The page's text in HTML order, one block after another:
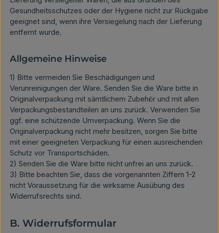
Gesundheitsschutzes oder der Hygiene nicht zur Rückgabe
geeignet sind, wenn ihre Versiegelung nach der Lieferung
entfernt wurde.
Allgemeine Hinweise
1) Bitte vermeiden Sie Beschädigungen und
Verunreinigungen der Ware. Senden Sie die Ware bitte in
Originalverpackung mit sämtlichem Zubehör und mit allen
Verpackungsbestandteilen an uns zurück. Verwenden Sie
ggf. eine schützende Umverpackung. Wenn Sie die
Originalverpackung nicht mehr besitzen, sorgen Sie bitte
mit einer geeigneten Verpackung für einen ausreichenden
Schutz vor Transportschäden.
2) Senden Sie die Ware bitte nicht unfrei an uns zurück.
3) Bitte beachten Sie, dass die vorgenannten Ziffern 1-2
nicht Voraussetzung für die wirksame Ausübung des
Widerrufsrechts sind.
B. Widerrufsformular